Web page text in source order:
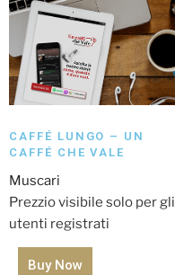
CAFFÉ LUNGO – UN
CAFFÉ CHE VALE
Muscari
Prezzio visibile solo per gli
utenti registrati
Buy Now